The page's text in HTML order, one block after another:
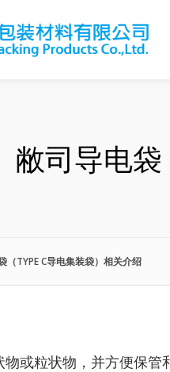
敝司导电
（TYPE C导电集装袋）相关介绍
或粒状物，并方便保